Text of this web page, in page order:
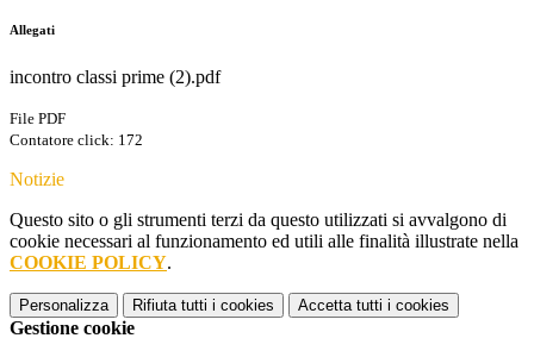
Allegati
incontro classi prime (2).pdf
File PDF
Contatore click: 172
Notizie
Questo sito o gli strumenti terzi da questo utilizzati si avvalgono di
cookie necessari al funzionamento ed utili alle finalità illustrate nella
COOKIE POLICY.
Personalizza Rifiuta tutti i cookies Accetta tutti i cookies
Gestione cookie